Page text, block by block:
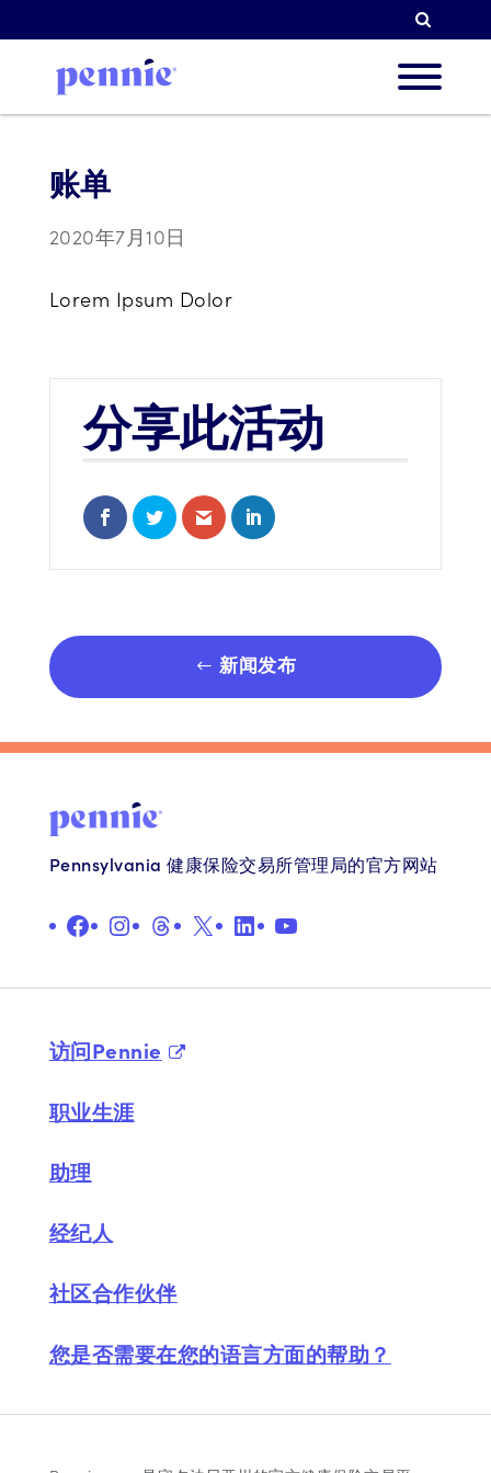
账单
2020年7月10日
Lorem Ipsum Dolor
分享此活动
Share on Facebook
Share on Twitter
Share via Email
Share on LinkedIn
新闻发布
Pennsylvania 健康保险交易所管理局的官方网站
在 Facebook 上
Instagram
线程X LinkedInYouTube
访问Pennie
职业生涯
助理
经纪人
社区合作伙伴
您是否需要在您的语言方面的帮助？